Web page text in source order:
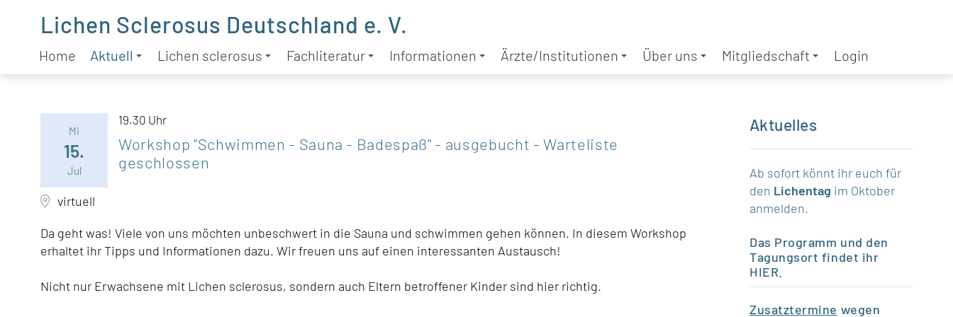
Lichen Sclerosus Deutschland e. V.
Home Aktuell Lichen sclerosus Fachliteratur Informationen Ärzte/Institutionen Über uns Mitgliedschaft Login
Aktuelles
Ab sofort könnt ihr euch für
den Lichentag im Oktober
anmelden.
Das Programm und den
Tagungsort findet ihr
HIER
Zusatztermine wegen
Mi
15.
Jul
19.30 Uhr
Workshop "Schwimmen - Sauna - Badespaß" - ausgebucht - Warteliste
geschlossen
virtuell
Da geht was! Viele von uns möchten unbeschwert in die Sauna und schwimmen gehen können. In diesem Workshop
erhaltet ihr Tipps und Informationen dazu. Wir freuen uns auf einen interessanten Austausch!
Nicht nur Erwachsene mit Lichen sclerosus, sondern auch Eltern betroffener Kinder sind hier richtig.